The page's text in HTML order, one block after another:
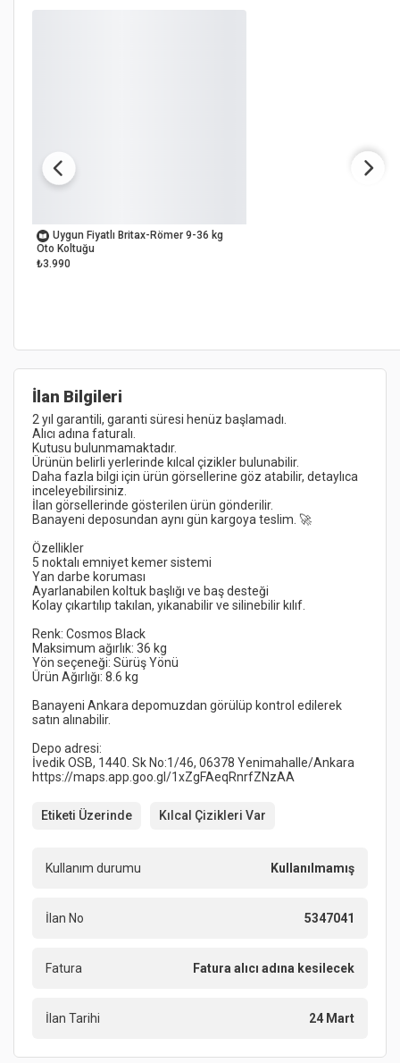
Uygun Fiyatlı Britax-Römer 9-36 kg
Oto Koltuğu
₺3.990
İlan Bilgileri
Daha fazla bilgi için ürün görsellerine göz atabilir, detaylıca
Banayeni Ankara depomuzdan görülüp kontrol edilerek
Etiketi Üzerinde Kılcal Çizikleri Var
Kullanım durumu Kullanılmamış
İlan No 5347041
Fatura Fatura alıcı adına kesilecek
İlan Tarihi 24 Mart